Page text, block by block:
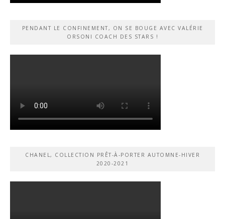
PENDANT LE CONFINEMENT, ON SE BOUGE AVEC VALÉRIE
ORSONI COACH DES STARS !
CHANEL, COLLECTION PRÊT-À-PORTER AUTOMNE-HIVER
2020-2021